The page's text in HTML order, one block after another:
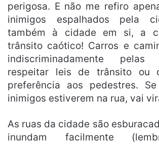
perigosa. E não me refiro
inimigos espalhados pela
também à cidade em si, a
trânsito caótico! Carros e
indiscriminadamente
respeitar leis de trânsito ou
preferência aos pedestres.
inimigos estiverem na rua, vai
As ruas da cidade são
inundam facilmente